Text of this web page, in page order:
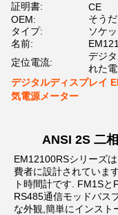
証明書:
CE
OEM:
そうだ
タイプ:
ソケ
名前:
定位電流:
デジ
れた
デジタルディスプレイ
気電源メーター
ANSI 2S 二
EM12100RSシリーズ
費者に設計されていま
ト時間計です. FM1S
RS485通信モッドバス
な外観,簡単にインスト